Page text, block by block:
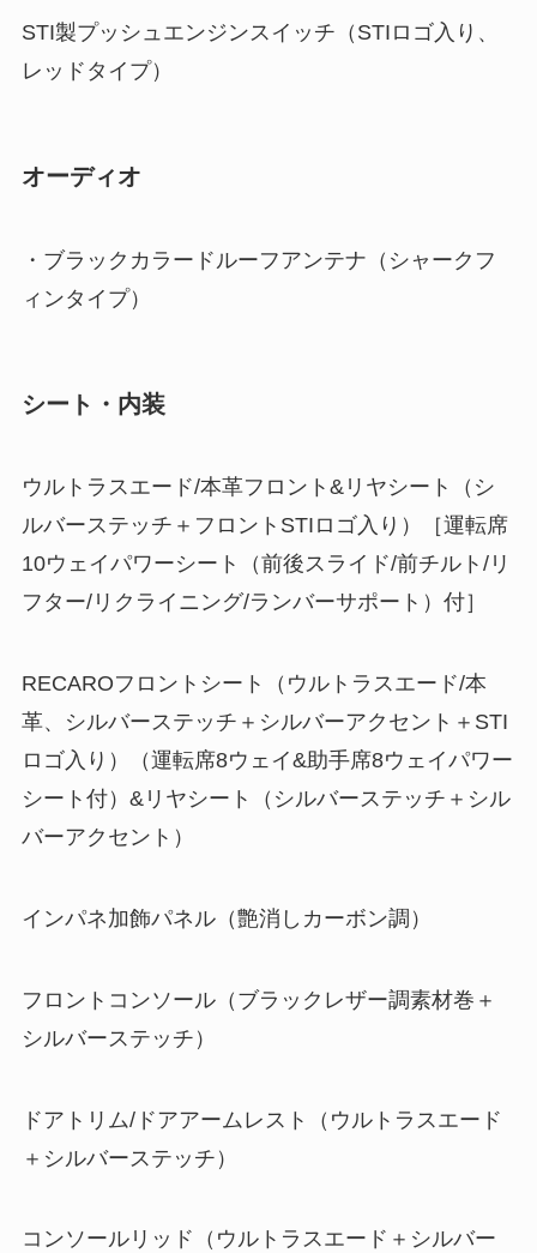
STI製プッシュエンジンスイッチ（STIロゴ入り、
レッドタイプ）
オーディオ
・ブラックカラードルーフアンテナ（シャークフ
ィンタイプ）
シート・内装
ウルトラスエード/本革フロント&リヤシート（シ
ルバーステッチ＋フロントSTIロゴ入り）［運転席
10ウェイパワーシート（前後スライド/前チルト/リ
フター/リクライニング/ランバーサポート）付］
RECAROフロントシート（ウルトラスエード/本
革、シルバーステッチ＋シルバーアクセント＋STI
ロゴ入り）（運転席8ウェイ&助手席8ウェイパワー
シート付）&リヤシート（シルバーステッチ＋シル
バーアクセント）
インパネ加飾パネル（艶消しカーボン調）
フロントコンソール（ブラックレザー調素材巻＋
シルバーステッチ）
ドアトリム/ドアアームレスト（ウルトラスエード
＋シルバーステッチ）
コンソールリッド（ウルトラスエード＋シルバー